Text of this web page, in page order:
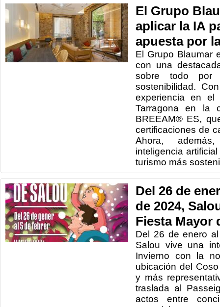
El Grupo
aplicar la IA
apuesta por
El Grupo Blaumar
con una
sobre todo
sostenibilidad.
experiencia en el
Tarragona en la
BREEAM® ES,
certificaciones de
Ahora,
inteligencia
turismo más
Del 26 de
de 2024,
Fiesta Mayor
Del 26 de enero
Salou vive una
Invierno con la
ubicación del
y más
traslada al
actos entre